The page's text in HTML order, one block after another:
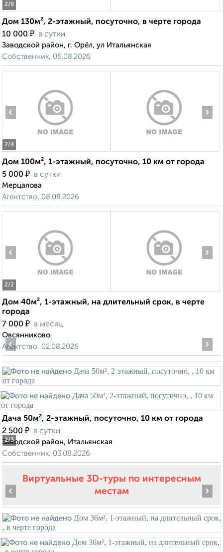
2/8
Дом 130м², 2-этажный, посуточно, в черте города
10 000 ₽ в сутки
Заводской район, г. Орёл, ул Итальянская
Собственник, 06.08.2026
2/4
‹ ›
Дом 100м², 1-этажный, посуточно, 10 км от города
5 000 ₽ в сутки
Мерцалова
Агентство, 08.08.2026
2/2
‹ ›
Дом 40м², 1-этажный, на длительный срок, в черте
города
7 000 ₽ в месяц
Овсянниково
Агентство, 02.08.2026
2/3
‹ ›
Дача 50м², 2-этажный, посуточно, 10 км от города
2 500 ₽ в сутки
Заводской район, Итальянская
Собственник, 03.08.2026
Виртуальные 3D-туры по интересным
местам
‹ ›